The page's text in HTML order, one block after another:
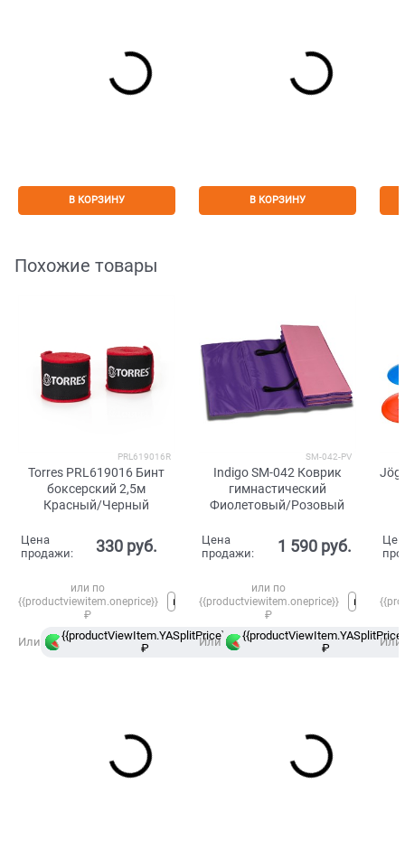
В КОРЗИНУ В КОРЗИНУ
Похожие товары
PRL619016R
Torres PRL619016 Бинт
боксерский 2,5м
Красный/Черный
Цена
продажи:
330 руб.
или по
{{productviewitem.oneprice}}
₽
Или
{{productViewItem.YASplitPrice}}
₽
в
Сплит
SM-042-PV
Indigo SM-042 Коврик
гимнастический
Фиолетовый/Розовый
Цена
продажи:
1 590 руб.
или по
{{productviewitem.oneprice}}
₽
Или
₽
Или